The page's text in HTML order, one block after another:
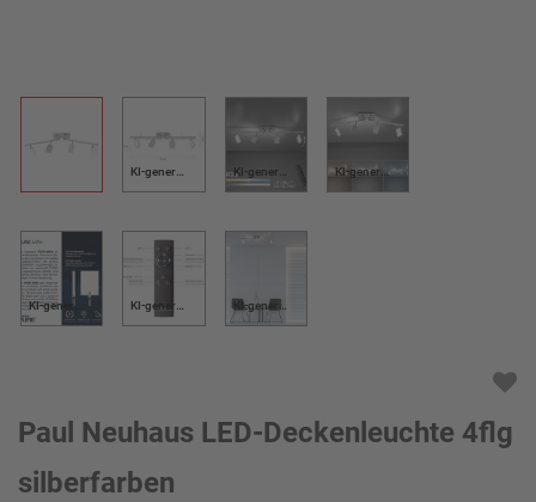
KI-generiert KI-generiert KI-generiert
KI-generiert KI-generiert KI-generiert
Paul Neuhaus LED-Deckenleuchte 4flg
silberfarben